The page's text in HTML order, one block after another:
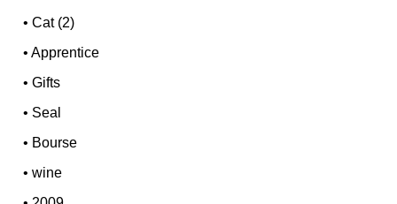
•Cat (2)
•Apprentice
•Gifts
• Seal
• Bourse
•wine